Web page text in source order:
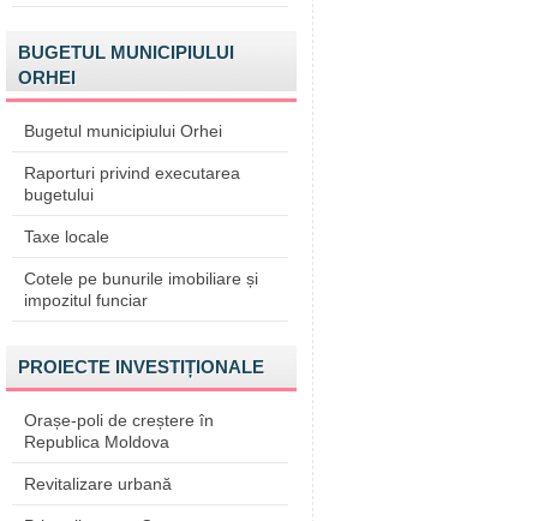
BUGETUL MUNICIPIULUI
ORHEI
Bugetul municipiului Orhei
Raporturi privind executarea
bugetului
Taxe locale
Cotele pe bunurile imobiliare și
impozitul funciar
PROIECTE INVESTIȚIONALE
Orașe-poli de creștere în
Republica Moldova
Revitalizare urbană